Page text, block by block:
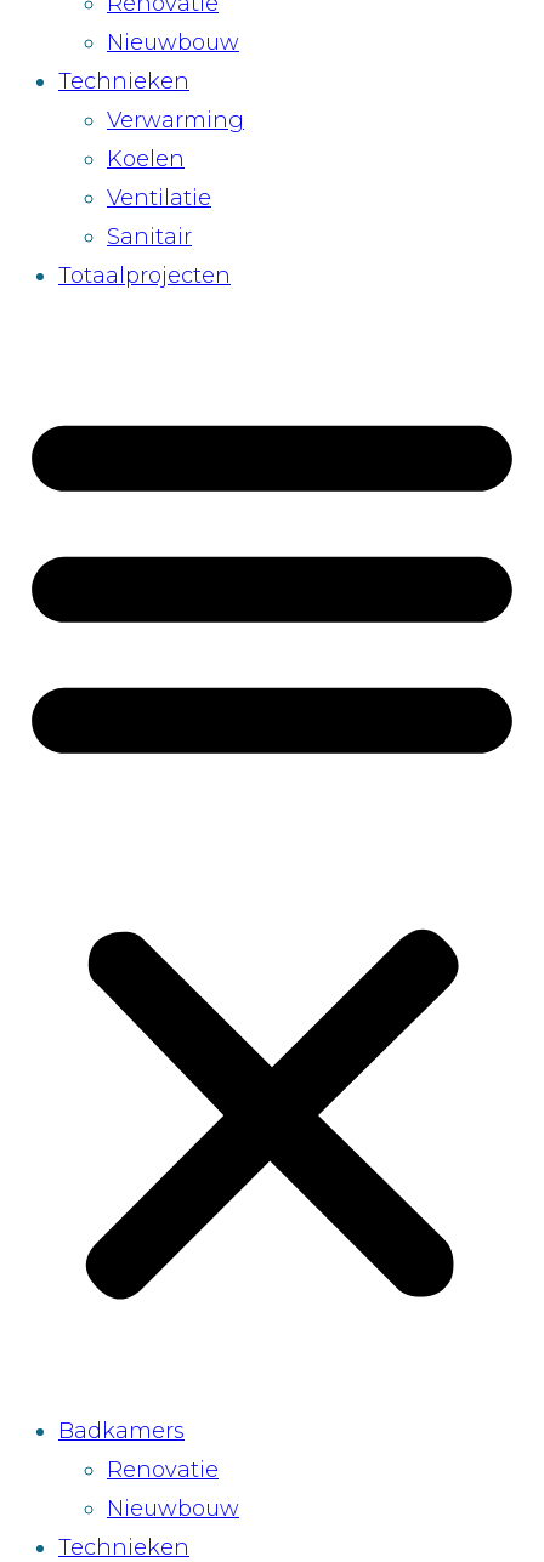
Nieuwbouw
Technieken
Verwarming
Koelen
Ventilatie
Sanitair
Totaalprojecten
Badkamers
Renovatie
Nieuwbouw
Technieken